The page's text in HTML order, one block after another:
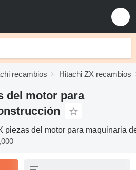
recambios Hitachi ZX recambios
del motor para
piezas del motor para maquinaria